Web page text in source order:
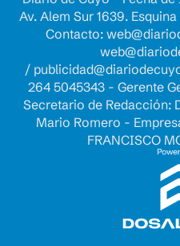
Av. Alem Sur 1639.
Contacto:
/
264 5045343 - Gerente
Secretario de Redacción:
Mario Romero -
FRANCISCO